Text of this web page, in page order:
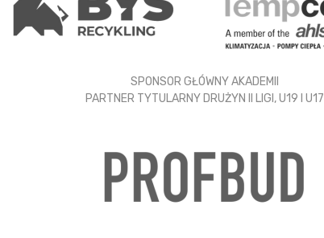
SPONSOR GŁÓWNY AKADEMII
PARTNER TYTULARNY DRUŻYN II LIGI, U19 I U17